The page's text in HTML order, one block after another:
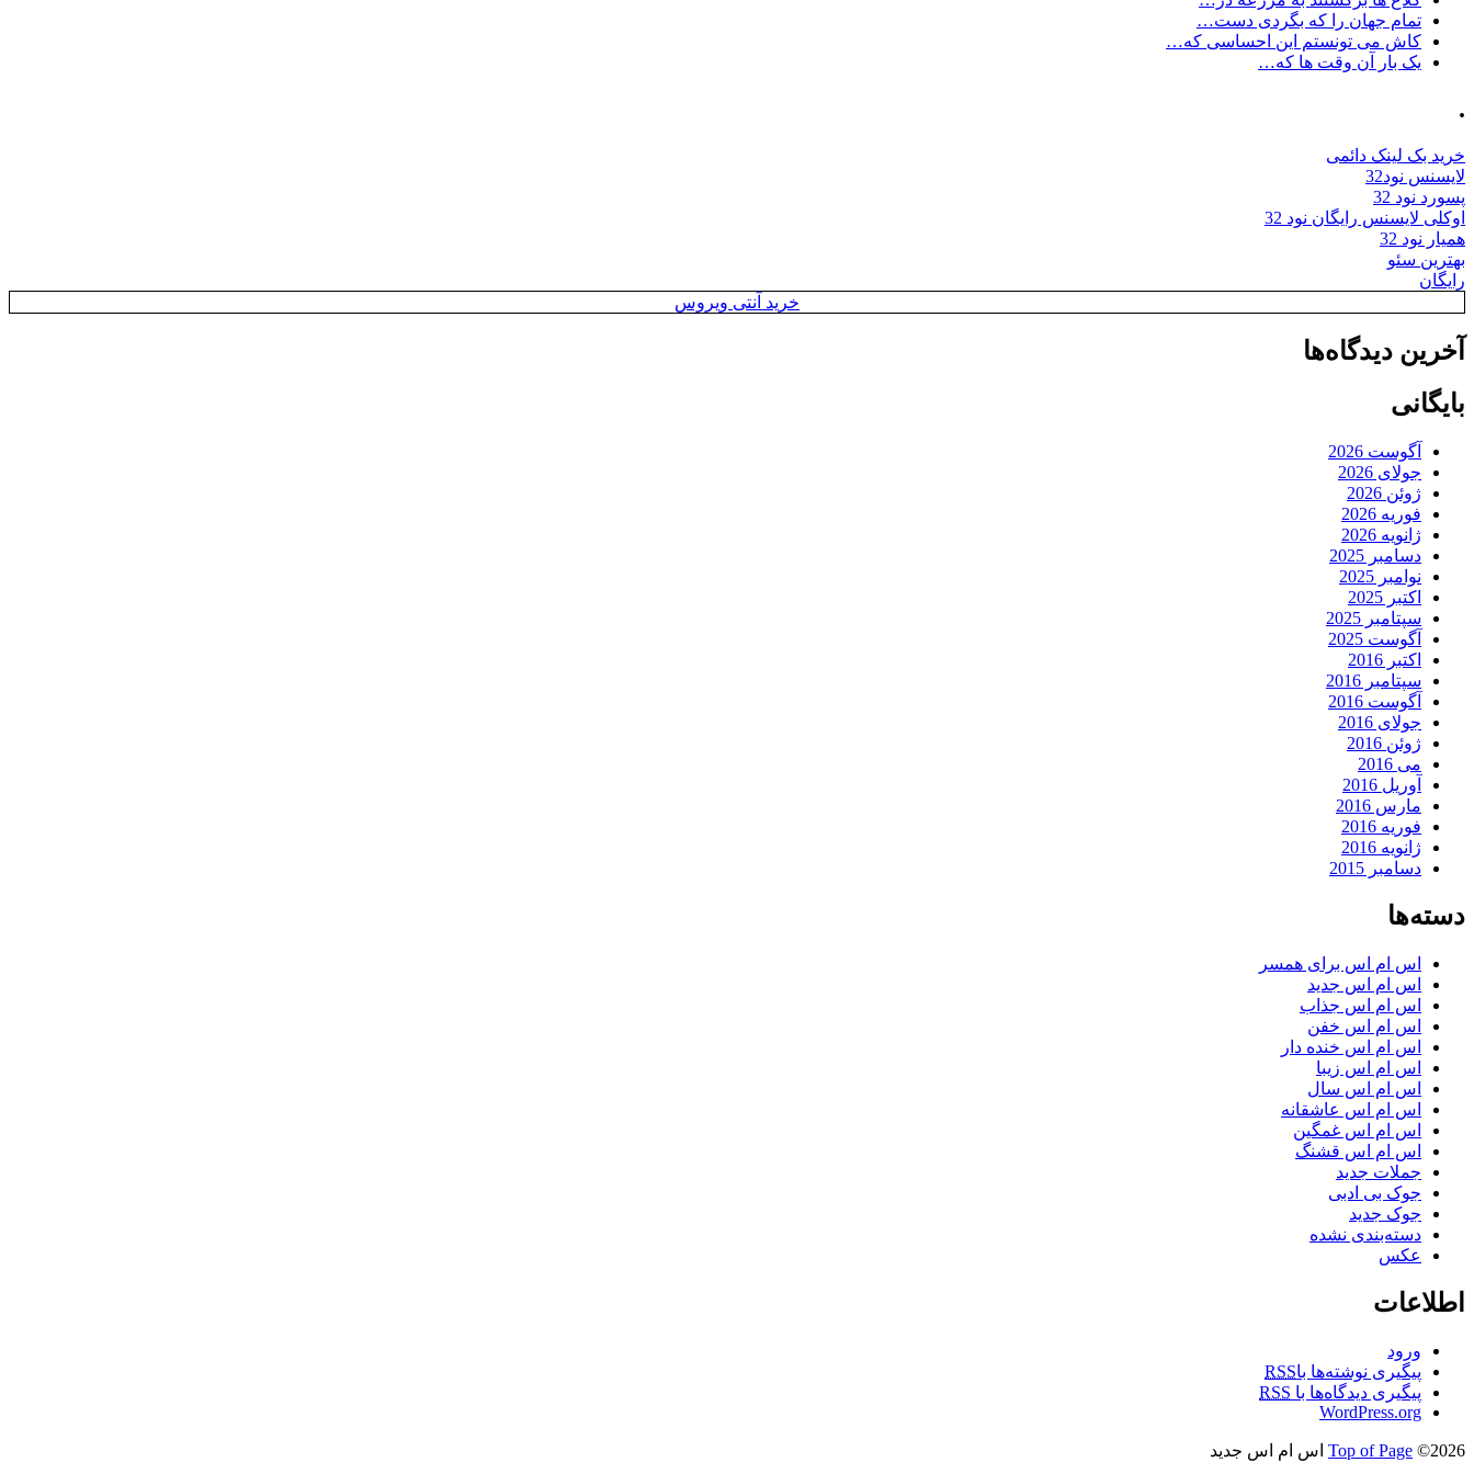
تمام جهان را که بگردی دست…
کاش می تونستم این احساسی که…
یک بار آن وقت ها که…
.
خرید بک لینک دائمی
لایسنس نود32
پسورد نود 32
اوکلی لایسنس رایگان نود 32
همیار نود 32
بهترین سئو
رایگان
خرید آنتی ویروس
آخرین دیدگاه‌ها
بایگانی
آگوست 2026
جولای 2026
ژوئن 2026
فوریه 2026
ژانویه 2026
دسامبر 2025
نوامبر 2025
اکتبر 2025
سپتامبر 2025
آگوست 2025
اکتبر 2016
سپتامبر 2016
آگوست 2016
جولای 2016
ژوئن 2016
می 2016
آوریل 2016
مارس 2016
فوریه 2016
ژانویه 2016
دسامبر 2015
دسته‌ها
اس ام اس برای همسر
اس ام اس جدید
اس ام اس جذاب
اس ام اس خفن
اس ام اس خنده دار
اس ام اس زیبا
اس ام اس سال
اس ام اس عاشقانه
اس ام اس غمگین
اس ام اس قشنگ
جملات جدید
جوک بی ادبی
جوک جدید
دسته‌بندی نشده
عکس
اطلاعات
ورود
پیگیری نوشته‌ها باRSS
پیگیری دیدگاه‌ها با RSS
WordPress.org
Top of Page ©2026 اس ام اس جدید